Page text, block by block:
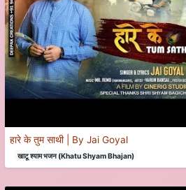
हारे के तुम साथी | By Jai Goyal
खाटू श्याम भजन (Khatu Shyam Bhajan)